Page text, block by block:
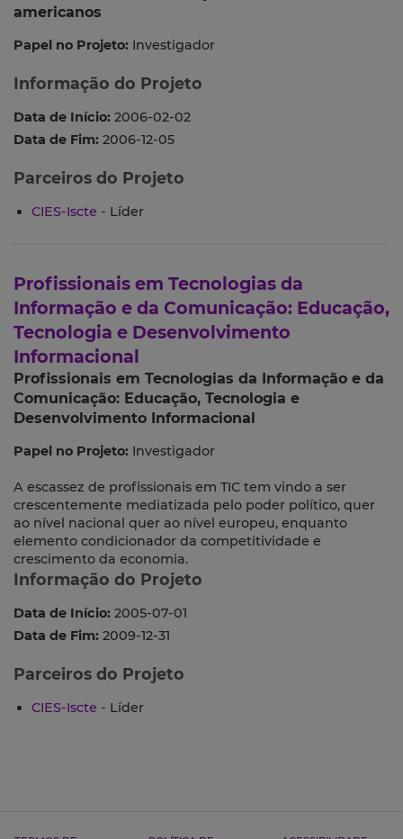
americanos
Papel no Projeto: Investigador
Informação do Projeto
Data de Início: 2006-02-02
Data de Fim: 2006-12-05
Parceiros do Projeto
CIES-Iscte - Líder
Profissionais em Tecnologias da
Informação e da Comunicação: Educação,
Tecnologia e Desenvolvimento
Informacional
Profissionais em Tecnologias da Informação e da
Comunicação: Educação, Tecnologia e
Desenvolvimento Informacional
Papel no Projeto: Investigador
A escassez de profissionais em TIC tem vindo a ser
crescentemente mediatizada pelo poder político, quer
ao nível nacional quer ao nível europeu, enquanto
elemento condicionador da competitividade e
crescimento da economia.
Informação do Projeto
Data de Início: 2005-07-01
Data de Fim: 2009-12-31
Parceiros do Projeto
CIES-Iscte - Líder